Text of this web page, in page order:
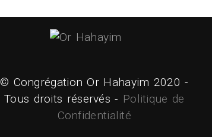
© Congrégation Or Hahayim 2020 -
Tous droits réservés - Politique de
Confidentialité